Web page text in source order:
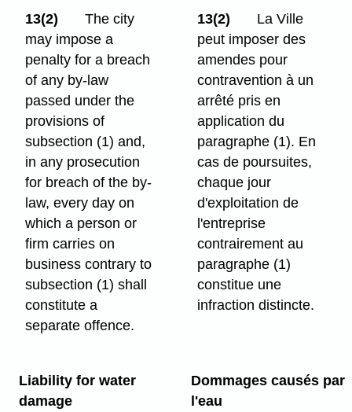
13(2)
The city
may impose a
penalty for a breach
of any by-law
passed under the
provisions of
subsection (1) and,
in any prosecution
for breach of the by-
law, every day on
which a person or
firm carries on
business contrary to
subsection (1) shall
constitute a
separate offence.
13(2)
La Ville
peut imposer des
amendes pour
contravention à un
arrêté pris en
application du
paragraphe (1). En
cas de poursuites,
chaque jour
d'exploitation de
l'entreprise
contrairement au
paragraphe (1)
constitue une
infraction distincte.
Liability for water
damage
Dommages causés par
l'eau